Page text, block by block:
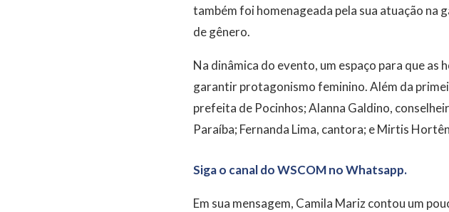
também foi homenageada pela sua atuação na
de gênero.
Na dinâmica do evento, um espaço para que
garantir protagonismo feminino. Além da
prefeita de Pocinhos; Alanna Galdino,
Paraíba; Fernanda Lima, cantora; e Mirtis
Siga o canal do WSCOM no Whatsapp.
Em sua mensagem, Camila Mariz contou um